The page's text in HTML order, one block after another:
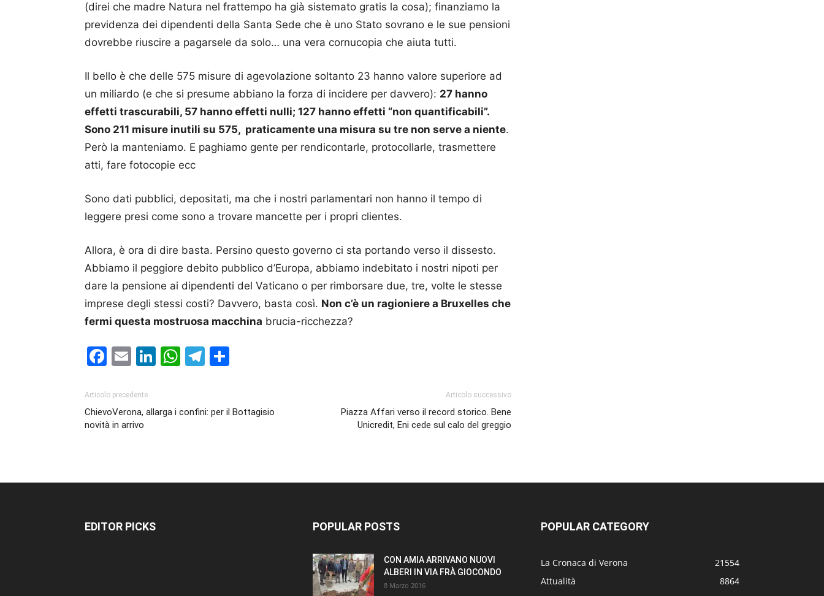
(direi che madre Natura nel frattempo ha già sistemato gratis la cosa); finanziamo la
previdenza dei dipendenti della Santa Sede che è uno Stato sovrano e le sue pensioni
dovrebbe riuscire a pagarsele da solo… una vera cornucopia che aiuta tutti.
Il bello è che delle 575 misure di agevolazione soltanto 23 hanno valore superiore ad
un miliardo (e che si presume abbiano la forza di incidere per davvero): 27 hanno
effetti trascurabili, 57 hanno effetti nulli; 127 hanno effetti “non quantificabili”.
Sono 211 misure inutili su 575, praticamente una misura su tre non serve a niente.
Però la manteniamo. E paghiamo gente per rendicontarle, protocollarle, trasmettere
atti, fare fotocopie ecc
Sono dati pubblici, depositati, ma che i nostri parlamentari non hanno il tempo di
leggere presi come sono a trovare mancette per i propri clientes.
Allora, è ora di dire basta. Persino questo governo ci sta portando verso il dissesto.
Abbiamo il peggiore debito pubblico d’Europa, abbiamo indebitato i nostri nipoti per
dare la pensione ai dipendenti del Vaticano o per rimborsare due, tre, volte le stesse
imprese degli stessi costi? Davvero, basta così. Non c’è un ragioniere a Bruxelles che
fermi questa mostruosa macchina brucia-ricchezza?
Facebook
EmailLinkedIn
WhatsApp
Telegram
Articolo precedente
ChievoVerona, allarga i confini: per il Bottagisio
novità in arrivo
Articolo successivo
Piazza Affari verso il record storico. Bene
Unicredit, Eni cede sul calo del greggio
EDITOR PICKS POPULAR POSTS
CON AMIA ARRIVANO NUOVI
ALBERI IN VIA FRÀ GIOCONDO
8 Marzo 2016
POPULAR CATEGORY
La Cronaca di Verona
21554
Attualità
8864